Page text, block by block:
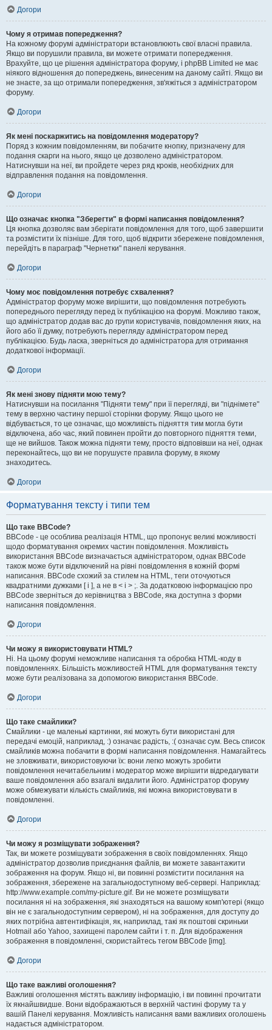
Догори
Чому я отримав попередження?
На кожному форумі адміністратори встановлюють свої власні правила.
Якщо ви порушили правила, ви можете отримати попередження.
Врахуйте, що це рішення адміністратора форуму, і phpBB Limited не має
ніякого відношення до попереджень, винесеним на даному сайті. Якщо ви
не знаєте, за що отримали попередження, зв'яжіться з адміністратором
форуму.
Догори
Як мені поскаржитись на повідомлення модератору?
Поряд з кожним повідомленням, ви побачите кнопку, призначену для
подання скарги на нього, якщо це дозволено адміністратором.
Натиснувши на неї, ви пройдете через ряд кроків, необхідних для
відправлення подання на повідомлення.
Догори
Що означає кнопка "Зберегти" в формі написання повідомлення?
Ця кнопка дозволяє вам зберігати повідомлення для того, щоб завершити
та розмістити їх пізніше. Для того, щоб відкрити збережене повідомлення,
перейдіть в параграф "Чернетки" панелі керування.
Догори
Чому моє повідомлення потребує схвалення?
Адміністратор форуму може вирішити, що повідомлення потребують
попереднього перегляду перед їх публікацією на форумі. Можливо також,
що адміністратор додав вас до групи користувачів, повідомлення яких, на
його або її думку, потребують перегляду адміністратором перед
публікацією. Будь ласка, зверніться до адміністратора для отримання
додаткової інформації.
Догори
Як мені знову підняти мою тему?
Натиснувши на посилання "Підняти тему" при її перегляді, ви "піднімете"
тему в верхню частину першої сторінки форуму. Якщо цього не
відбувається, то це означає, що можливість підняття тим могла бути
відключена, або час, який повинен пройти до повторного підняття теми,
ще не вийшов. Також можна підняти тему, просто відповівши на неї, однак
переконайтесь, що ви не порушуєте правила форуму, в якому
знаходитесь.
Догори
Форматування тексту і типи тем
Що таке BBCode?
BBCode - це особлива реалізація HTML, що пропонує великі можливості
щодо форматування окремих частин повідомлення. Можливість
використання BBCode визначається адміністратором, однак BBCode
також може бути відключений на рівні повідомлення в кожній формі
написання. BBCode схожий за стилем на HTML, теги оточуються
квадратними дужками [ і ], а не в < і > ;. За додатковою інформацією про
BBCode зверніться до керівництва з BBCode, яка доступна з форми
написання повідомлення.
Догори
Чи можу я використовувати HTML?
Ні. На цьому форумі неможливе написання та обробка HTML-коду в
повідомленнях. Більшість можливостей HTML для форматування тексту
може бути реалізована за допомогою використання BBCode.
Догори
Що таке смайлики?
Смайлики - це маленькі картинки, які можуть бути використані для
передачі емоцій, наприклад, :) означає радість, :( означає сум. Весь список
смайликів можна побачити в формі написання повідомлення. Намагайтесь
не зловживати, використовуючи їх: вони легко можуть зробити
повідомлення нечитабельним і модератор може вирішити відредагувати
ваше повідомлення або взагалі видалити його. Адміністратор форуму
може обмежувати кількість смайликів, які можна використовувати в
повідомленні.
Догори
Чи можу я розміщувати зображення?
Так, ви можете розміщувати зображення в своїх повідомленнях. Якщо
адміністратор дозволив приєднання файлів, ви можете завантажити
зображення на форум. Якщо ні, ви повинні розмістити посилання на
зображення, збережене на загальнодоступному веб-сервері. Наприклад:
http://www.example.com/my-picture.gif. Ви не можете розміщувати
посилання ні на зображення, які знаходяться на вашому комп'ютері (якщо
він не є загальнодоступним сервером), ні на зображення, для доступу до
яких потрібна автентифікація, як, наприклад, такі як поштові скриньки
Hotmail або Yahoo, захищені паролем сайти і т. п. Для відображення
зображення в повідомленні, скористайтесь тегом BBCode [img].
Догори
Що таке важливі оголошення?
Важливі оголошення містять важливу інформацію, і ви повинні прочитати
їх якнайшвидше. Вони відображаються в верхній частині форуму та у
вашій Панелі керування. Можливість написання вами важливих оголошень
надається адміністратором.